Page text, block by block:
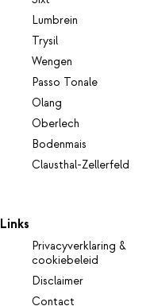
Lumbrein
Trysil
Wengen
Passo Tonale
Olang
Oberlech
Bodenmais
Clausthal-Zellerfeld
Links
Privacyverklaring &
cookiebeleid
Disclaimer
Contact